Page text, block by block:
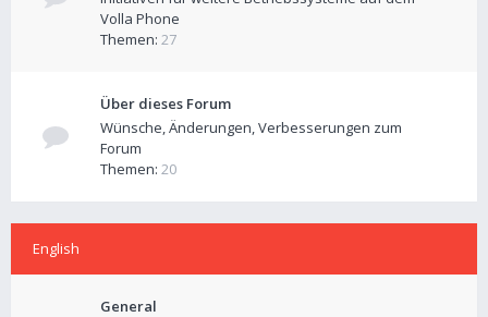
Volla Phone
Themen: 27
Über dieses Forum
Wünsche, Änderungen, Verbesserungen zum
Forum
Themen: 20
English
General